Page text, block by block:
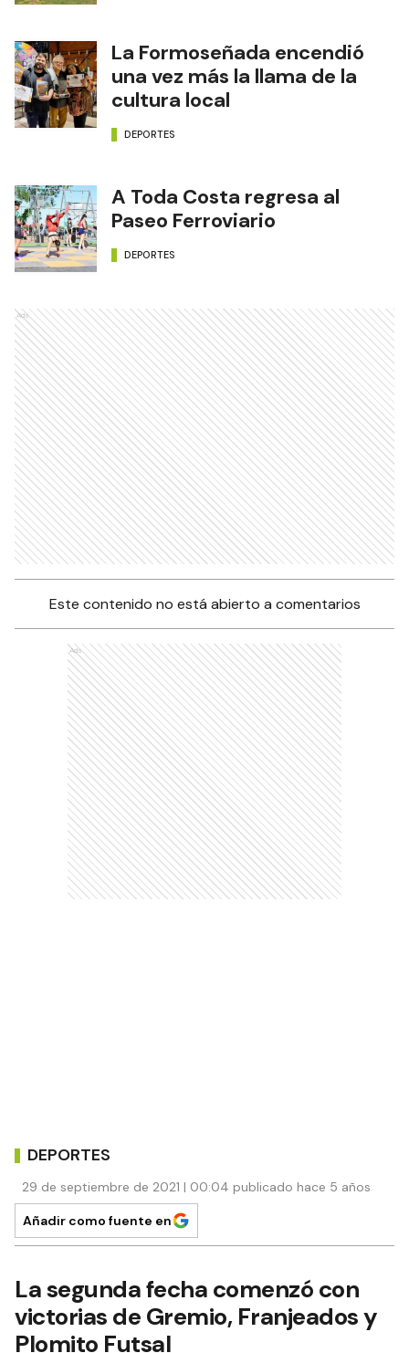
La Formoseñada encendió
una vez más la llama de la
cultura local
DEPORTES
A Toda Costa regresa al
Paseo Ferroviario
DEPORTES
Ads
Este contenido no está abierto a comentarios
Ads
DEPORTES
29 de septiembre de 2021 | 00:04 publicado hace 5 años
Añadir como fuente en
La segunda fecha comenzó con
victorias de Gremio, Franjeados y
Plomito Futsal